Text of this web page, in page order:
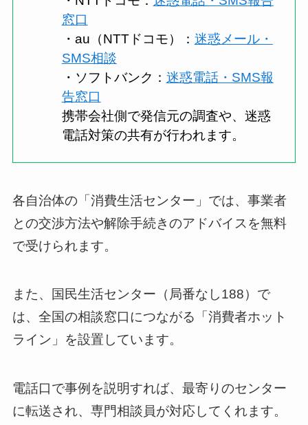
窓口
・au（NTTドコモ）： 迷惑メール・
SMS相談
・ソフトバンク： 迷惑電話・SMS報
告窓口
携帯会社側で発信元の調査や、迷惑
電話対策の共有が行われます。
各自治体の「消費生活センター」では、事業者
との交渉方法や解除手続きのアドバイスを無料
で受けられます。
また、国民生活センター（局番なし188）で
は、全国の相談窓口につながる「消費者ホット
ライン」を設置しています。
電話口で事例を説明すれば、最寄りのセンター
に転送され、専門相談員が対応してくれます。